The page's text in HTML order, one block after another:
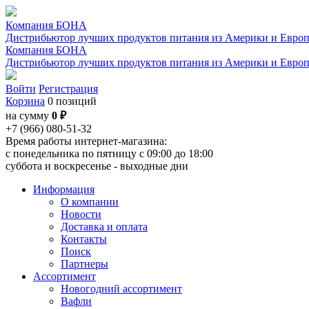
Компания БОНА
Дистрибьютор лучших продуктов питания из Америки и
Компания БОНА
Дистрибьютор лучших продуктов питания из Америки и
Войти Регистрация
Корзина 0 позиций
на сумму 0 ₽
+7 (966) 080-51-32
Время работы интернет-магазина:
с понедельника по пятницу с 09:00 до 18:00
суббота и воскресенье - выходные дни
Информация
О компании
Новости
Доставка и оплата
Контакты
Поиск
Партнеры
Ассортимент
Новогодний ассортимент
Вафли